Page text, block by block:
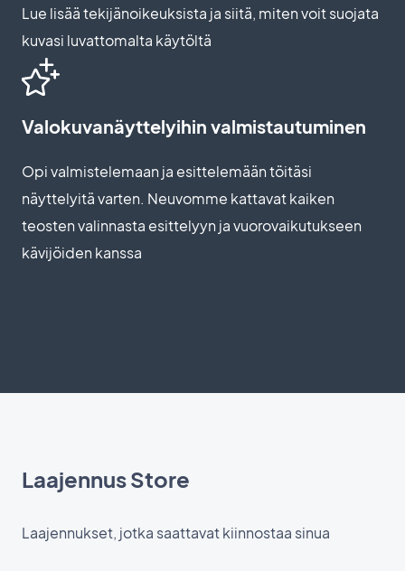
Lue lisää tekijänoikeuksista ja siitä, miten voit suojata
kuvasi luvattomalta käytöltä
Valokuvanäyttelyihin valmistautuminen
Opi valmistelemaan ja esittelemään töitäsi
näyttelyitä varten. Neuvomme kattavat kaiken
teosten valinnasta esittelyyn ja vuorovaikutukseen
kävijöiden kanssa
Laajennus Store
Laajennukset, jotka saattavat kiinnostaa sinua